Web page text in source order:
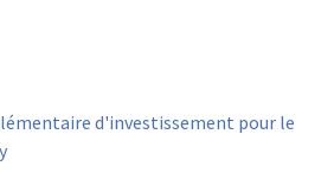
d'investissement pour le